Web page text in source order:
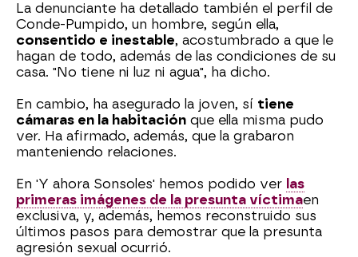
La denunciante ha detallado también el perfil de
Conde-Pumpido, un hombre, según ella,
consentido e inestable, acostumbrado a que le
hagan de todo, además de las condiciones de su
casa. "No tiene ni luz ni agua", ha dicho.
En cambio, ha asegurado la joven, sí tiene
cámaras en la habitación que ella misma pudo
ver. Ha afirmado, además, que la grabaron
manteniendo relaciones.
En 'Y ahora Sonsoles' hemos podido ver las
primeras imágenes de la presunta víctimaen
exclusiva, y, además, hemos reconstruido sus
últimos pasos para demostrar que la presunta
agresión sexual ocurrió.